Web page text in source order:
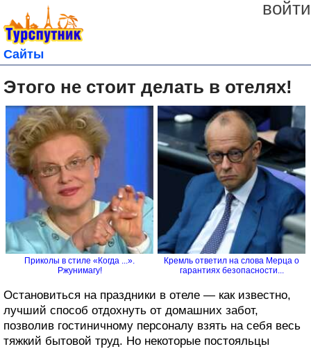
войти
Сайты
Этого не стоит делать в отелях!
Приколы в стиле «Когда ...».
Ржунимагу!
Кремль ответил на слова Мерца о
гарантиях безопасности...
Остановиться на праздники в отеле — как известно,
лучший способ отдохнуть от домашних забот,
позволив гостиничному персоналу взять на себя весь
тяжкий бытовой труд. Но некоторые постояльцы